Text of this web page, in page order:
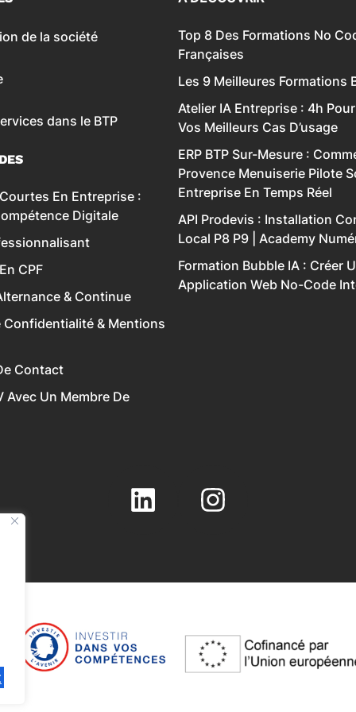
de la société
dans le BTP
En Entreprise :
Digitale
CPF
& Continue
Confidentialité & Mentions
Contact
Avec Un Membre De
Top 8 Des Formations ‍No
Françaises
Les 9 Meilleures Formations
Atelier IA Entreprise : 4h
Vos Meilleurs Cas D’usage
ERP BTP Sur-Mesure :
Provence Menuiserie Pilote
Entreprise En Temps Réel
API Prodevis : Installation
Local P8 P9 | Academy
Formation Bubble IA : Créer
Application Web No-Code